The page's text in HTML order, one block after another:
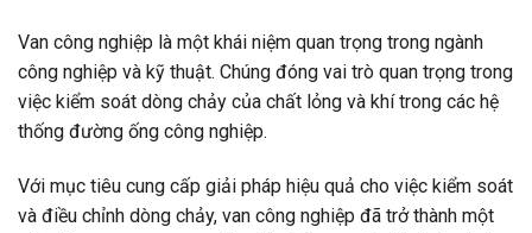
Van công nghiệp là một khái niệm quan trọng trong ngành
công nghiệp và kỹ thuật. Chúng đóng vai trò quan trọng trong
việc kiểm soát dòng chảy của chất lỏng và khí trong các hệ
thống đường ống công nghiệp.
Với mục tiêu cung cấp giải pháp hiệu quả cho việc kiểm soát
và điều chỉnh dòng chảy, van công nghiệp đã trở thành một